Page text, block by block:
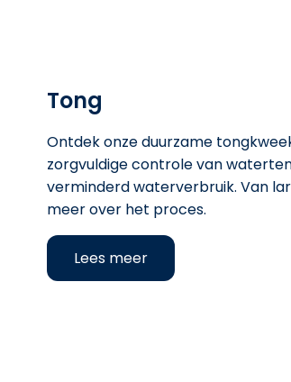
Tong
Ontdek onze duurzame
zorgvuldige controle van
verminderd waterverbruik. Van
meer over het proces.
Lees meer